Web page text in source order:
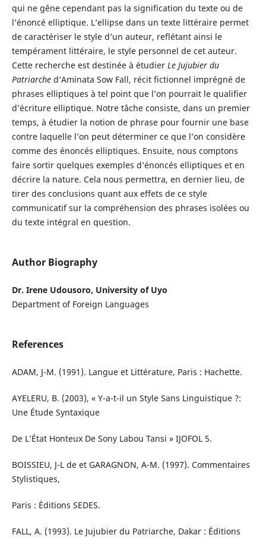
qui ne gêne cependant pas la signification du texte ou de
l’énoncé elliptique. L’ellipse dans un texte littéraire permet
de caractériser le style d’un auteur, reflétant ainsi le
tempérament littéraire, le style personnel de cet auteur.
Cette recherche est destinée à étudier Le Jujubier du
Patriarche d’Aminata Sow Fall, récit fictionnel imprégné de
phrases elliptiques à tel point que l’on pourrait le qualifier
d’écriture elliptique. Notre tâche consiste, dans un premier
temps, à étudier la notion de phrase pour fournir une base
contre laquelle l’on peut déterminer ce que l’on considère
comme des énoncés elliptiques. Ensuite, nous comptons
faire sortir quelques exemples d’énoncés elliptiques et en
décrire la nature. Cela nous permettra, en dernier lieu, de
tirer des conclusions quant aux effets de ce style
communicatif sur la compréhension des phrases isolées ou
du texte intégral en question.
Author Biography
Dr. Irene Udousoro, University of Uyo
Department of Foreign Languages
References
ADAM, J-M. (1991). Langue et Littérature, Paris : Hachette.
AYELERU, B. (2003), « Y-a-t-il un Style Sans Linguistique ?:
Une Étude Syntaxique
De L’État Honteux De Sony Labou Tansi » IJOFOL 5.
BOISSIEU, J-L de et GARAGNON, A-M. (1997). Commentaires
Stylistiques,
Paris : Éditions SEDES.
FALL, A. (1993). Le Jujubier du Patriarche, Dakar : Éditions